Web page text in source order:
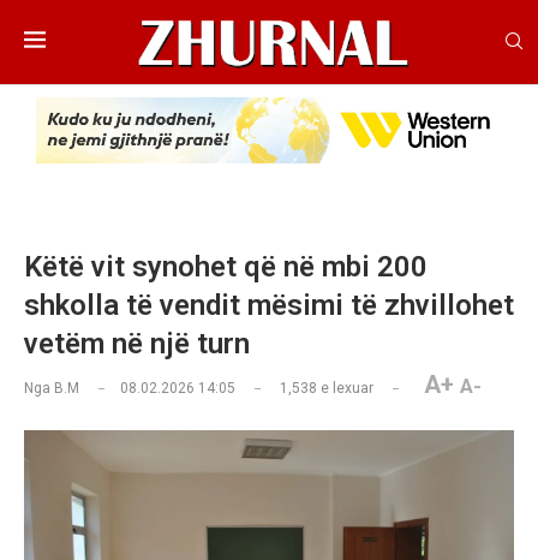
Këtë vit synohet që në mbi 200
shkolla të vendit mësimi të zhvillohet
vetëm në një turn
Nga B.M 08.02.2026 14:05 1,538 e lexuar A+ A-